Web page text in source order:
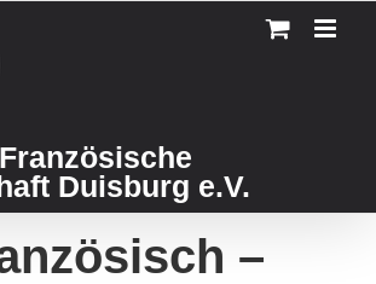
Duisburg e.V.
–